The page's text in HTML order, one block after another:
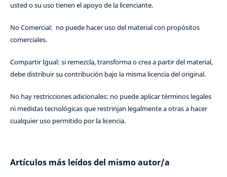
usted o su uso tienen el apoyo de la licenciante.
No Comercial: no puede hacer uso del material con propósitos
comerciales.
Compartir Igual: si remezcla, transforma o crea a partir del material,
debe distribuir su contribución bajo la misma licencia del original.
No hay restricciones adicionales: no puede aplicar términos legales
ni medidas tecnológicas que restrinjan legalmente a otras a hacer
cualquier uso permitido por la licencia.
Artículos más leídos del mismo autor/a